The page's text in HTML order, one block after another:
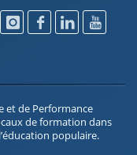
et de Performance
de formation dans
populaire.